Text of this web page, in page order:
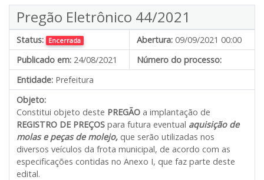
Pregão Eletrônico 44/2021
Status: Encerrada Abertura: 09/09/2021 00:00
Publicado em: 24/08/2021
Número do processo:
Entidade: Prefeitura
Objeto:
Constitui objeto deste PREGÃO a implantação de
REGISTRO DE PREÇOS para futura eventual aquisição de
molas e peças de molejo, que serão utilizadas nos
diversos veículos da frota municipal, de acordo com as
especificações contidas no Anexo I, que faz parte deste
edital.